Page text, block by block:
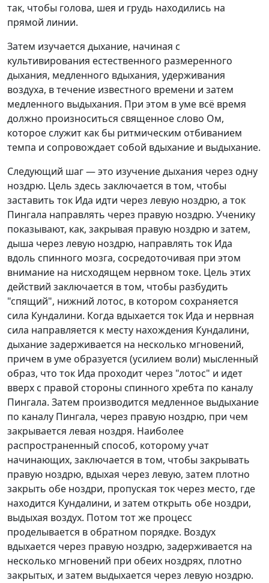
так, чтобы голова, шея и грудь находились на
прямой линии.
Затем изучается дыхание, начиная с
культивирования естественного размеренного
дыхания, медленного вдыхания, удерживания
воздуха, в течение известного времени и затем
медленного выдыхания. При этом в уме всё время
должно произноситься священное слово Ом,
которое служит как бы ритмическим отбиванием
темпа и сопровождает собой вдыхание и выдыхание.
Следующий шаг — это изучение дыхания через одну
ноздрю. Цель здесь заключается в том, чтобы
заставить ток Ида идти через левую ноздрю, а ток
Пингала направлять через правую ноздрю. Ученику
показывают, как, закрывая правую ноздрю и затем,
дыша через левую ноздрю, направлять ток Ида
вдоль спинного мозга, сосредоточивая при этом
внимание на нисходящем нервном токе. Цель этих
действий заключается в том, чтобы разбудить
"спящий", нижний лотос, в котором сохраняется
сила Кундалини. Когда вдыхается ток Ида и нервная
сила направляется к месту нахождения Кундалини,
дыхание задерживается на несколько мгновений,
причем в уме образуется (усилием воли) мысленный
образ, что ток Ида проходит через "лотос" и идет
вверх с правой стороны спинного хребта по каналу
Пингала. Затем производится медленное выдыхание
по каналу Пингала, через правую ноздрю, при чем
закрывается левая ноздря. Наиболее
распространенный способ, которому учат
начинающих, заключается в том, чтобы закрывать
правую ноздрю, вдыхая через левую, затем плотно
закрыть обе ноздри, пропуская ток через место, где
находится Кундалини, и затем открыть обе ноздри,
выдыхая воздух. Потом тот же процесс
проделывается в обратном порядке. Воздух
вдыхается через правую ноздрю, задерживается на
несколько мгновений при обеих ноздрях, плотно
закрытых, и затем выдыхается через левую ноздрю.